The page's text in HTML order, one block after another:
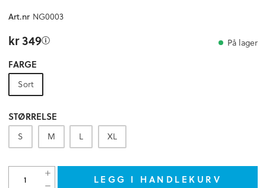
Art.nr NG0003
kr 349 På lager
FARGE
Sort
STØRRELSE
S M L XL
LEGG I HANDLEKURV